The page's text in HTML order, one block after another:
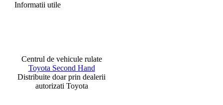
Informatii utile
Centrul de vehicule rulate
Toyota Second Hand
Distribuite doar prin dealerii
autorizati Toyota